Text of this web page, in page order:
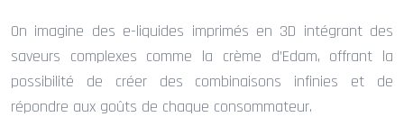
On imagine des e-liquides imprimés en 3D intégrant des
saveurs complexes comme la crème d’Edam, offrant la
possibilité de créer des combinaisons infinies et de
répondre aux goûts de chaque consommateur.